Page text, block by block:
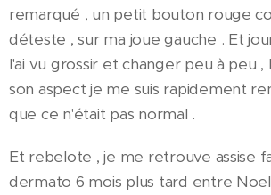
remarqué , un petit bouton rouge
déteste , sur ma joue gauche . Et
l'ai vu grossir et changer peu à peu
son aspect je me suis rapidement
que ce n'était pas normal .
Et rebelote , je me retrouve assise
dermato 6 mois plus tard entre